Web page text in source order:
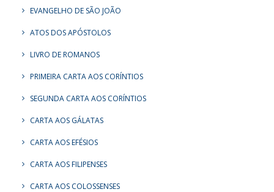
EVANGELHO DE SÃO JOÃO
ATOS DOS APÓSTOLOS
LIVRO DE ROMANOS
PRIMEIRA CARTA AOS CORÍNTIOS
SEGUNDA CARTA AOS CORÍNTIOS
CARTA AOS GÁLATAS
CARTA AOS EFÉSIOS
CARTA AOS FILIPENSES
CARTA AOS COLOSSENSES